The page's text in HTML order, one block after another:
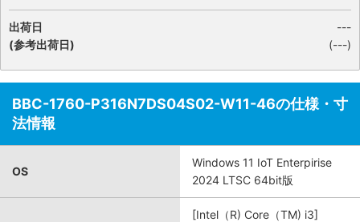
出荷日
(参考出荷日)
---
(---)
BBC-1760-P316N7DS04S02-W11-46の仕様・寸
法情報
OS
Windows 11 IoT Enterpirise
2024 LTSC 64bit版
[Intel（R) Core（TM) i3]